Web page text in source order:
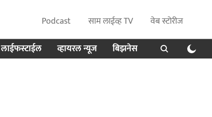
Podcast साम लाईव्ह TV
वेब स्टोरीज
लाईफस्टाईल व्हायरल न्यूज बिझनेस